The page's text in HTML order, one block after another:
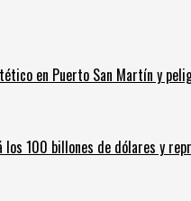
en Puerto San Martín y
100 billones de dólares y